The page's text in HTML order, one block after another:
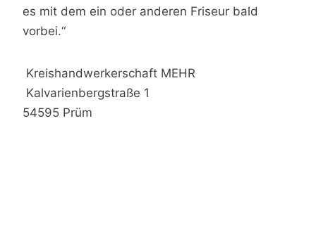
es mit dem ein oder anderen Friseur bald
vorbei.“
Kreishandwerkerschaft MEHR
Kalvarienbergstraße 1
54595 Prüm